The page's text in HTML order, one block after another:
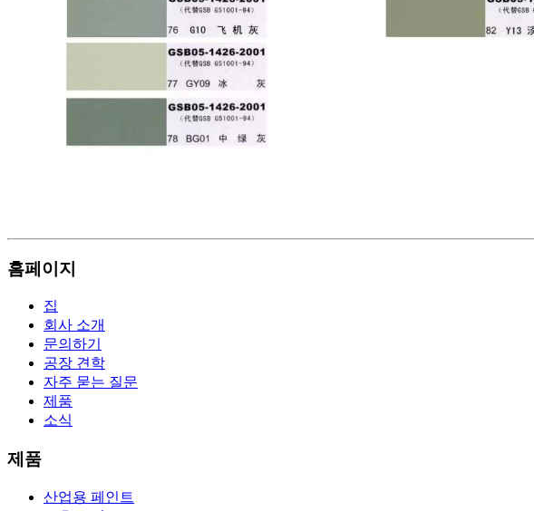
홈페이지
집
회사 소개
문의하기
공장 견학
자주 묻는 질문
제품
소식
제품
산업용 페인트